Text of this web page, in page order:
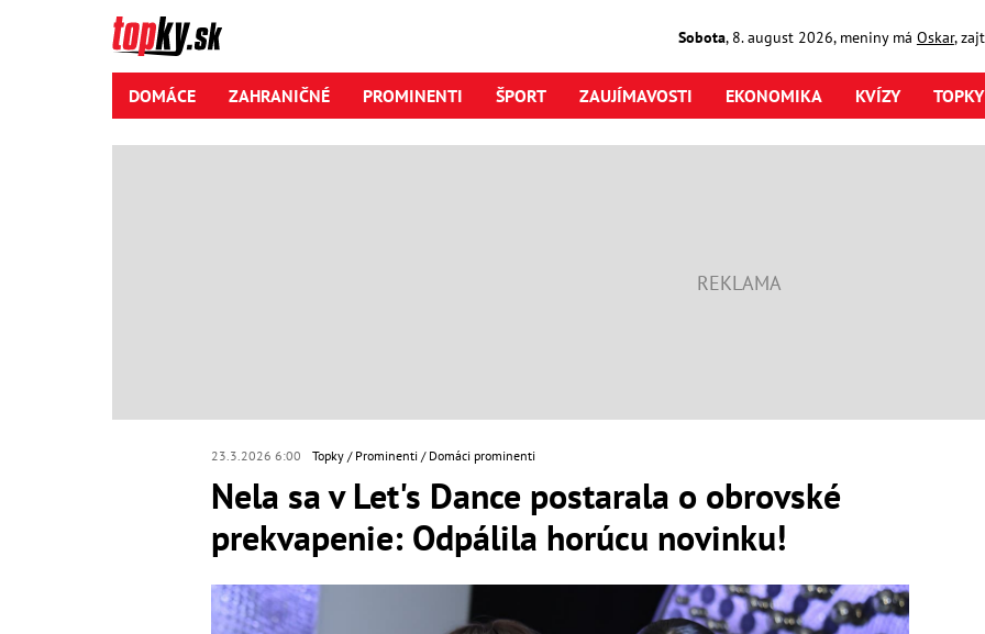
Sobota, 8. august2026, meniny má Oskar,
DOMÁCE ZAHRANIČNÉ PROMINENTI ŠPORT ZAUJÍMAVOSTI EKONOMIKA KVÍZY
23.3.2026 6:00 Topky Prominenti Domáci prominenti
Nela sa v Let's Dance postarala o obrovské
prekvapenie: Odpálila horúcu novinku!